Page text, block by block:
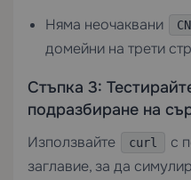
Няма неочаквани
домейни на трети
Стъпка 3:
подразбиране на
Използвайте curl с
заглавие, за да